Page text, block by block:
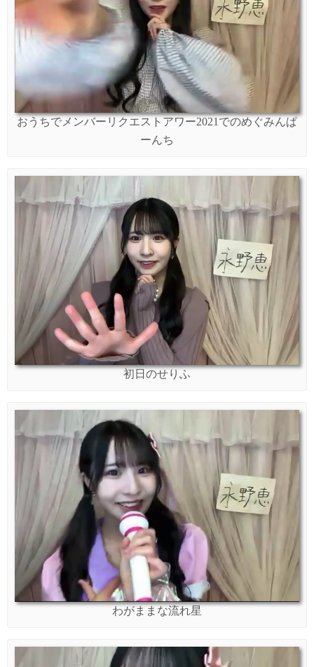
おうちでメンバーリクエストアワー2021でのめぐみんぱ
ーんち
初日のせりふ
わがままな流れ星